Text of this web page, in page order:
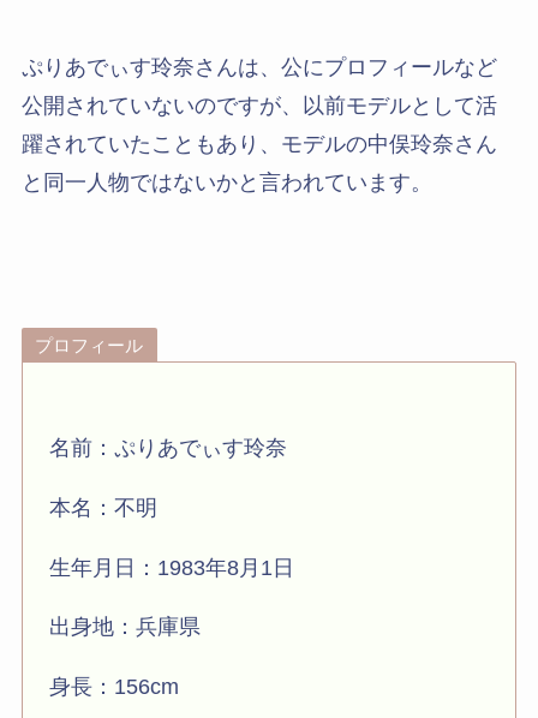
ぷりあでぃす玲奈さんは、公にプロフィールなど
公開されていないのですが、以前モデルとして活
躍されていたこともあり、モデルの中俣玲奈さん
と同一人物ではないかと言われています。
プロフィール
名前：ぷりあでぃす玲奈
本名：不明
生年月日：1983年8月1日
出身地：兵庫県
身長：156cm